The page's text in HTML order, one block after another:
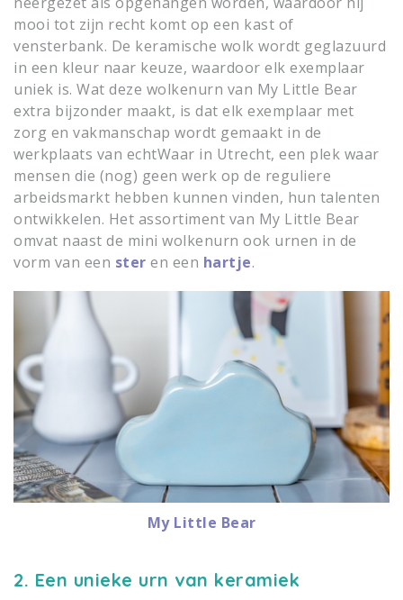
mooi tot zijn recht komt op een kast of
vensterbank. De keramische wolk wordt geglazuurd
in een kleur naar keuze, waardoor elk exemplaar
uniek is. Wat deze wolkenurn van My Little Bear
extra bijzonder maakt, is dat elk exemplaar met
zorg en vakmanschap wordt gemaakt in de
werkplaats van echtWaar in Utrecht, een plek waar
mensen die (nog) geen werk op de reguliere
arbeidsmarkt hebben kunnen vinden, hun talenten
ontwikkelen. Het assortiment van My Little Bear
omvat naast de mini wolkenurn ook urnen in de
vorm van een ster en een hartje.
My Little Bear
2. Een unieke urn van keramiek